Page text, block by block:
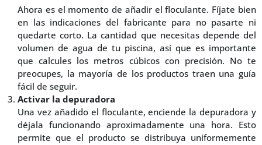
Ahora es el momento de añadir el floculante. Fíjate bien
en las indicaciones del fabricante para no pasarte ni
quedarte corto. La cantidad que necesitas depende del
volumen de agua de tu piscina, así que es importante
que calcules los metros cúbicos con precisión. No te
preocupes, la mayoría de los productos traen una guía
fácil de seguir.
Activar la depuradora
Una vez añadido el floculante, enciende la depuradora y
déjala funcionando aproximadamente una hora. Esto
permite que el producto se distribuya uniformemente